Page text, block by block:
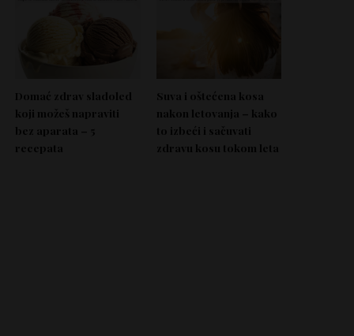
Domać zdrav sladoled
koji možeš napraviti
bez aparata – 5
recepata
Suva i oštećena kosa
nakon letovanja – kako
to izbeći i sačuvati
zdravu kosu tokom leta